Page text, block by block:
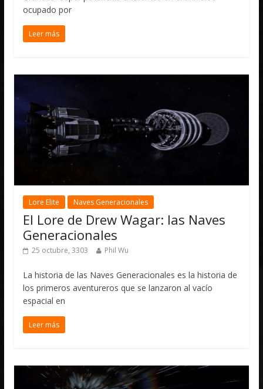
ocupado por
Leer más
Lore Elite Naves Generacionales
El Lore de Drew Wagar: las Naves
Generacionales
25 octubre, 3303 Phil Wu
La historia de las Naves Generacionales es la historia de
los primeros aventureros que se lanzaron al vacío
espacial en
Leer más